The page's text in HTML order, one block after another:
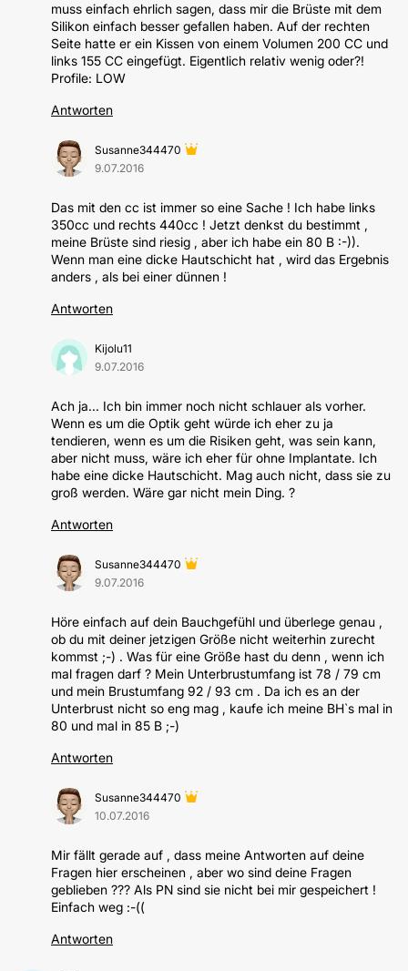
muss einfach ehrlich sagen, dass mir die Brüste mit dem
Silikon einfach besser gefallen haben. Auf der rechten
Seite hatte er ein Kissen von einem Volumen 200 CC und
links 155 CC eingefügt. Eigentlich relativ wenig oder?!
Profile: LOW
Antworten
Susanne344470
9.07.2016
Das mit den cc ist immer so eine Sache ! Ich habe links
350cc und rechts 440cc ! Jetzt denkst du bestimmt ,
meine Brüste sind riesig , aber ich habe ein 80 B :-)).
Wenn man eine dicke Hautschicht hat , wird das Ergebnis
anders , als bei einer dünnen !
Antworten
Kijolu11
9.07.2016
Ach ja... Ich bin immer noch nicht schlauer als vorher.
Wenn es um die Optik geht würde ich eher zu ja
tendieren, wenn es um die Risiken geht, was sein kann,
aber nicht muss, wäre ich eher für ohne Implantate. Ich
habe eine dicke Hautschicht. Mag auch nicht, dass sie zu
groß werden. Wäre gar nicht mein Ding. ?
Antworten
Susanne344470
9.07.2016
Höre einfach auf dein Bauchgefühl und überlege genau ,
ob du mit deiner jetzigen Größe nicht weiterhin zurecht
kommst ;-) . Was für eine Größe hast du denn , wenn ich
mal fragen darf ? Mein Unterbrustumfang ist 78 / 79 cm
und mein Brustumfang 92 / 93 cm . Da ich es an der
Unterbrust nicht so eng mag , kaufe ich meine BH`s mal in
80 und mal in 85 B ;-)
Antworten
Susanne344470
10.07.2016
Mir fällt gerade auf , dass meine Antworten auf deine
Fragen hier erscheinen , aber wo sind deine Fragen
geblieben ??? Als PN sind sie nicht bei mir gespeichert !
Einfach weg :-((
Antworten